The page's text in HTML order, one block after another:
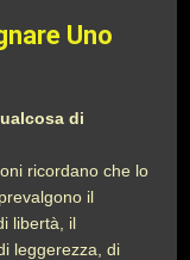
Uno
di
ricordano che lo
il
libertà, il
leggerezza, di